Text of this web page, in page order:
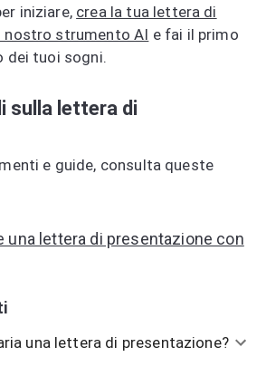
iniziare, crea la tua lettera di
nostro strumento AI e fai il primo
dei tuoi sogni.
sulla lettera di
e guide, consulta queste
una lettera di presentazione con
una lettera di presentazione?